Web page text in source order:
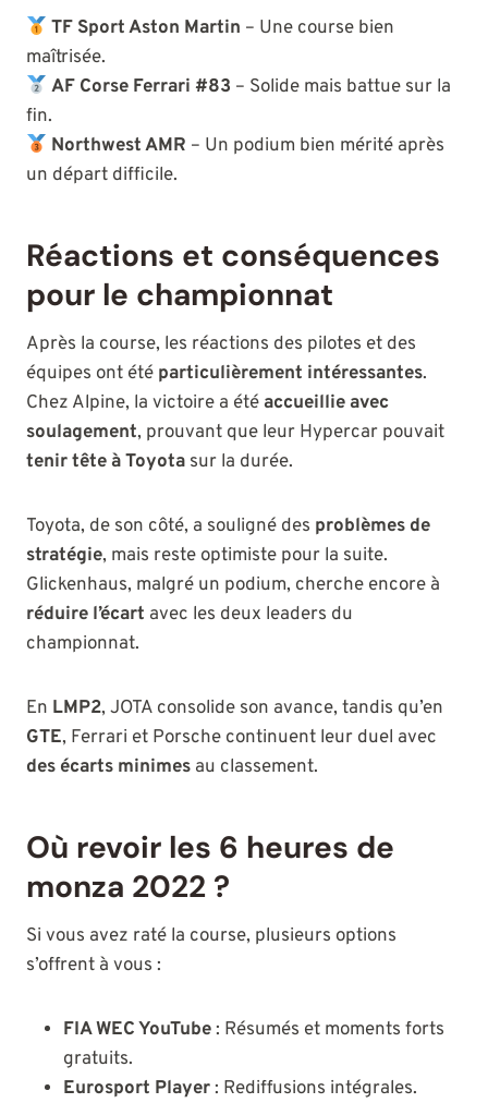
TF Sport Aston Martin – Une course bien
maîtrisée.
AF Corse Ferrari #83 – Solide mais battue sur la
fin.
Northwest AMR – Un podium bien mérité après
un départ difficile.
Réactions et conséquences
pour le championnat
Après la course, les réactions des pilotes et des
équipes ont été particulièrement intéressantes.
Chez Alpine, la victoire a étéaccueillie avec
soulagement, prouvant que leur Hypercar pouvait
tenir tête à Toyota sur la durée.
Toyota, de son côté, a souligné des problèmes de
stratégie, mais reste optimiste pour la suite.
Glickenhaus, malgré un podium, cherche encore à
réduire l’écart avec les deux leaders du
championnat.
En LMP2, JOTA consolide son avance, tandis qu’en
GTE, Ferrari et Porsche continuent leur duel avec
des écarts minimes au classement.
Où revoir les 6 heures de
monza 2022 ?
Si vous avez raté la course, plusieurs options
s’offrent à vous :
FIA WEC YouTube: Résumés et moments forts
gratuits.
Eurosport Player: Rediffusions intégrales.